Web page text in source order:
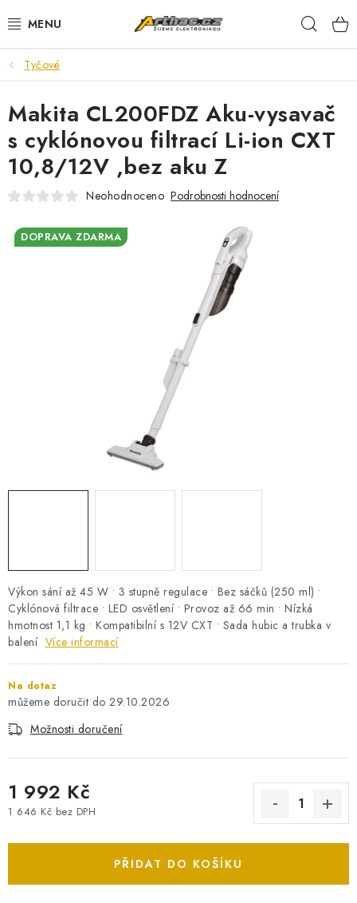
na
TELEFONY, TABLETY
POČÍTAČE, NOTEBOOKY
PRO HRÁČE
ELEKTRONIKA
PŘEDVÁDĚCÍ ELEKTRONIKA
SERVIS
FIRMY, ŠKOLY, PARTNEŘI
O NÁS
Tyčové
Výkon sání až 45 W • 3 stupně regulace • Bez sáčků (250 ml) •
Cyklónová filtrace • LED osvětlení • Provoz až 66 min • Nízká
hmotnost 1,1 kg • Kompatibilní s 12V CXT • Sada hubic a trubka v
balení Více informací
Na dotaz
29.10.2026
Možnosti doručení
1 992 Kč
1 646 Kč bez DPH
PŘIDAT DO KOŠÍKU
Makita CL200FDZ Aku-vysavač
s cyklónovou filtrací Li-ion CXT
10,8/12V ,bez aku Z
Neohodnoceno Podrobnosti hodnocení
DOPRAVA ZDARMA